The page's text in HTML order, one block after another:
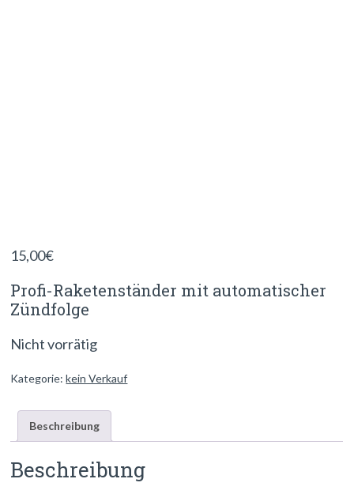
15,00€
Profi-Raketenständer mit automatischer
Zündfolge
Nicht vorrätig
Kategorie:kein Verkauf
Beschreibung
Beschreibung